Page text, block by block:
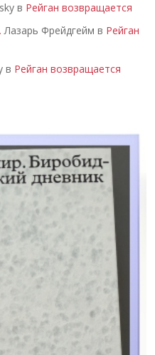
в Рейган возвращается
Лазарь Фрейдгейм в Рейган
в Рейган возвращается